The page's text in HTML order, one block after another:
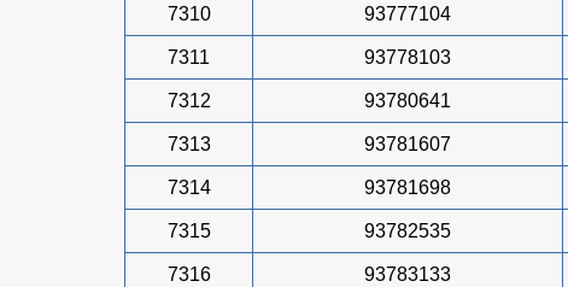
7310 93777104
7311 93778103
7312 93780641
7313 93781607
7314 93781698
7315 93782535
7316 93783133